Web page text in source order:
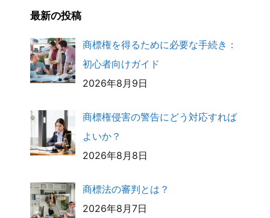
最新の投稿
商標権を得るために必要な手続き：
初心者向けガイド
2026年8月9日
商標権侵害の警告にどう対応すれば
よいか？
2026年8月8日
商標法の審判とは？
2026年8月7日